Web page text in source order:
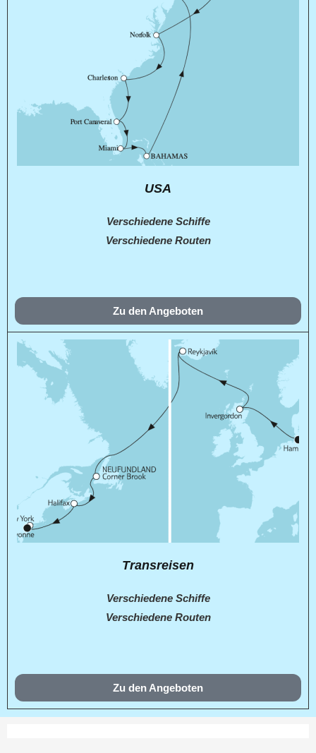
USA
Verschiedene Schiffe
Verschiedene Routen
Zu den Angeboten
Transreisen
Verschiedene Schiffe
Verschiedene Routen
Zu den Angeboten